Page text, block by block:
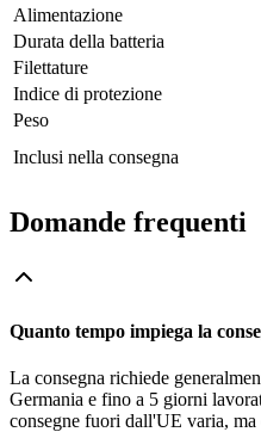
Alimentazione
Durata della batteria
Filettature
Indice di protezione
Peso
Inclusi nella consegna
Domande frequenti
Quanto tempo impiega la
La consegna richiede
Germania e fino a 5 giorni
consegne fuori dall'UE varia,